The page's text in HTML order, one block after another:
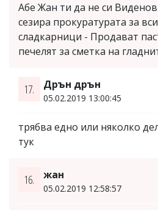
Абе Жан ти да не си
сезира прокуратурата за
сладкарници - Продават
печелят за сметка на
17. Дрън дрън
05.02.2019 13:00:45
трябва едно или няколко
тук
16. жан
05.02.2019 12:58:57